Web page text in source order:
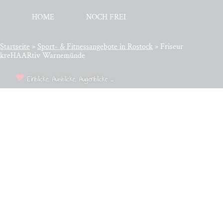
HOME NOCH FREI
Startseite » Sport- & Fit­ness­an­ge­bo­te in Rostock » Friseur
kreHAARtiv Warnemünde
Einblicke, Ausblicke, Augenblicke ...